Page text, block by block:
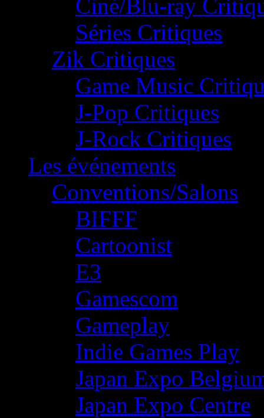
Ciné/Blu-ray
Séries Critiques
Zik Critiques
Game Music
J-Pop Critiques
J-Rock Critiques
Les événements
Conventions/Salons
BIFFF
Cartoonist
E3
Gamescom
Gameplay
Indie Games Play
Japan Expo
Japan Expo Centre